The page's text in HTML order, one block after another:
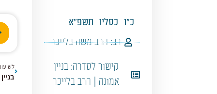
כ"ו כסליו
תשפ"א
רב: הרב משה בלייכר
קישור לסדרה: בניין
אמונה | הרב בלייכר
נגן